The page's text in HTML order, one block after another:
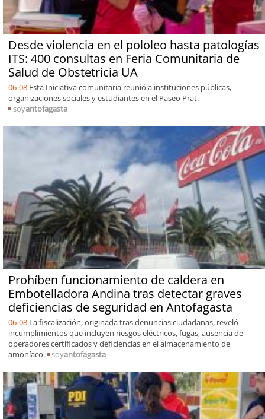
Desde violencia en el pololeo hasta patologías
ITS: 400 consultas en Feria Comunitaria de
Salud de Obstetricia UA
06-08 Esta Iniciativa comunitaria reunió a instituciones públicas,
organizaciones sociales y estudiantes en el Paseo Prat.
soyantofagasta
Prohíben funcionamiento de caldera en
Embotelladora Andina tras detectar graves
deficiencias de seguridad en Antofagasta
06-08 La fiscalización, originada tras denuncias ciudadanas, reveló
incumplimientos que incluyen riesgos eléctricos, fugas, ausencia de
operadores certificados y deficiencias en el almacenamiento de
amoníaco.
soyantofagasta